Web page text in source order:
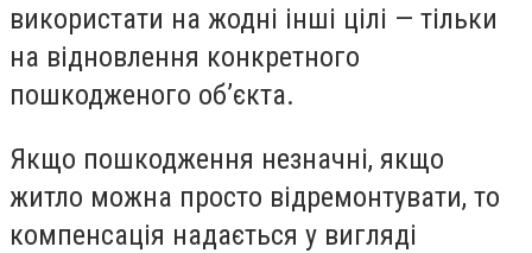
використати на жодні інші цілі — тільки
на відновлення конкретного
пошкодженого об’єкта.
Якщо пошкодження незначні, якщо
житло можна просто відремонтувати, то
компенсація надається у вигляді